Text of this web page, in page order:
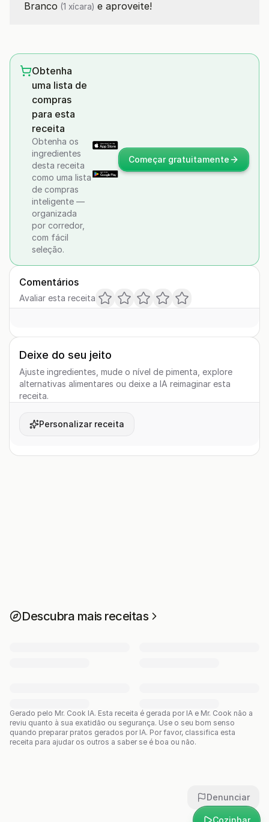
Cozinhar
Branco (1 xícara) e aproveite!
Obtenha
uma lista de
compras
para esta
receita
Obtenha os
ingredientes
desta receita
como uma lista
de compras
inteligente —
organizada
por corredor,
com fácil
seleção.
Começar gratuitamente
Comentários
Avaliar esta receita
Deixe do seu jeito
Ajuste ingredientes, mude o nível de pimenta, explore
alternativas alimentares ou deixe a IA reimaginar esta
receita.
Personalizar receita
Descubra mais receitas
Gerado pelo Mr. Cook IA. Esta receita é gerada por IA e Mr. Cook não a
reviu quanto à sua exatidão ou segurança. Use o seu bom senso
quando preparar pratos gerados por IA. Por favor, classifica esta
receita para ajudar os outros a saber se é boa ou não.
Denunciar